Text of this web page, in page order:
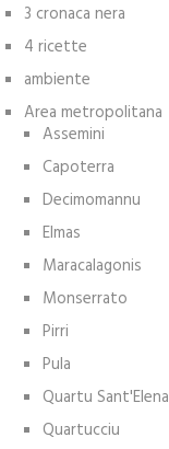
3 cronaca nera
4 ricette
ambiente
Area metropolitana
Assemini
Capoterra
Decimomannu
Elmas
Maracalagonis
Monserrato
Pirri
Pula
Quartu Sant'Elena
Quartucciu